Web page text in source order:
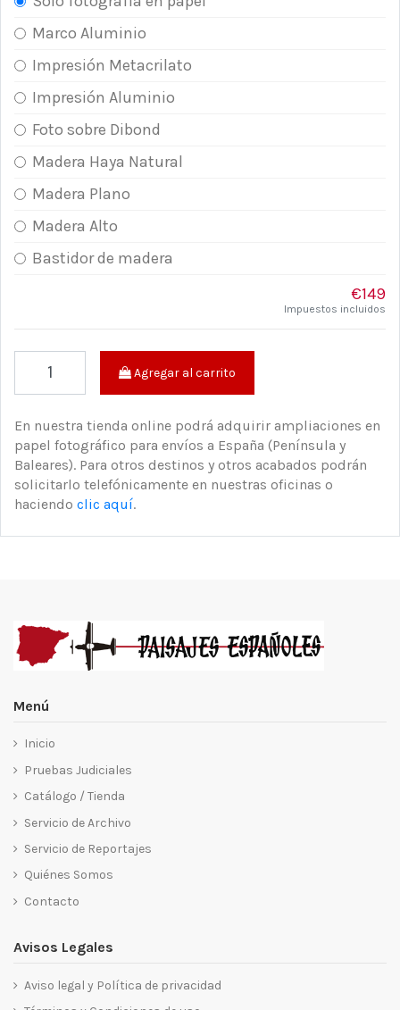
Marco Aluminio
Impresión Metacrilato
Impresión Aluminio
Foto sobre Dibond
Madera Haya Natural
Madera Plano
Madera Alto
Bastidor de madera
€149
Impuestos incluidos
Agregar al carrito
En nuestra tienda online podrá adquirir ampliaciones en
papel fotográfico para envíos a España (Península y
Baleares). Para otros destinos y otros acabados podrán
solicitarlo telefónicamente en nuestras oficinas o
haciendo clic aquí.
Menú
Inicio
Pruebas Judiciales
Catálogo / Tienda
Servicio de Archivo
Servicio de Reportajes
Quiénes Somos
Contacto
Avisos Legales
Aviso legal y Política de privacidad